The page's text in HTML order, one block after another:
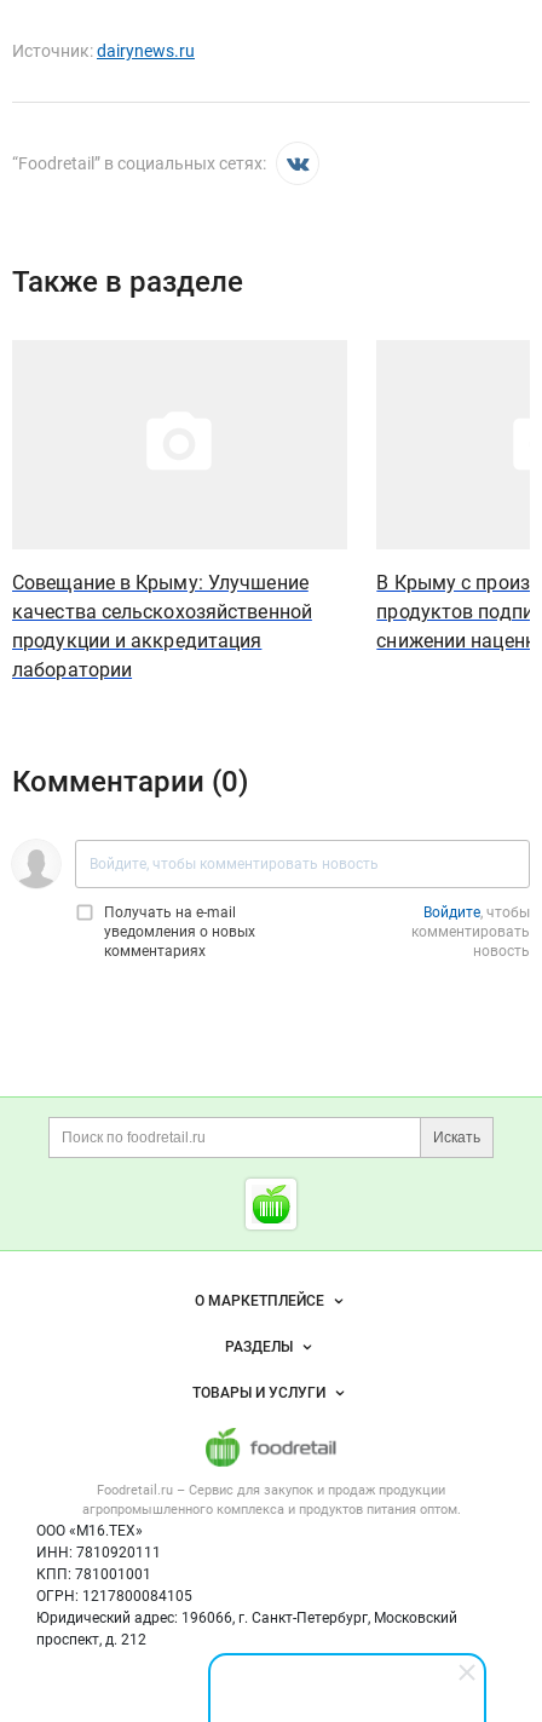
Источник:dairynews.ru
“Foodretail” в социальных сетях:
Также в разделе
Совещание в Крыму: Улучшение
качества сельскохозяйственной
продукции и аккредитация
лаборатории
В Крыму с
продуктов
снижении
Комментарии (0)
Получать на e‑mail
уведомления о новых
комментариях
Войдите, чтобы
комментировать
новость
Дополнительная информация
Поиск по сайту и
Искать
Cсылки на полезные
Foodretail.ru
— продукты
Важные разделы и контакты
Foodretail.ru – Сервис для закупок и продаж продукции
агропромышленного комплекса и продуктов питания оптом.
ООО «М16.ТЕХ»
ИНН: 7810920111
КПП: 781001001
ОГРН: 1217800084105
Юридический адрес: 196066, г. Санкт-Петербург, Московский
проспект, д. 212
Навигация по сайтуО МАРКЕТПЛЕЙСЕ
Новости Foodretail.ru
Размещение рекламы
Публичная оферта
Контактная информация
Политика обработки персональных данных
РАЗДЕЛЫ
Объявления
Новости рынка
Вакансии
ТОВАРЫ И УСЛУГИ
Напитки, соки, вода
Оборудование для пищепрома
Информация о компаниях
Карта объявлений